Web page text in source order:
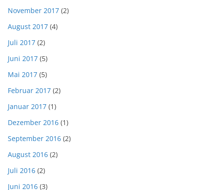
November 2017 (2)
August 2017 (4)
Juli 2017 (2)
Juni 2017 (5)
Mai 2017 (5)
Februar 2017 (2)
Januar 2017 (1)
Dezember 2016 (1)
September 2016 (2)
August 2016 (2)
Juli 2016 (2)
Juni 2016 (3)